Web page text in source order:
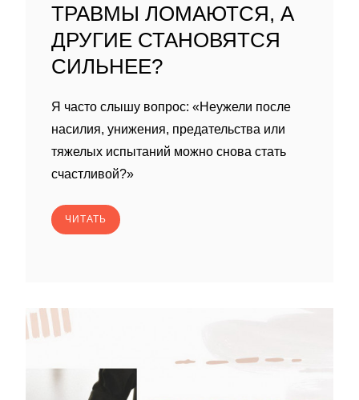
ТРАВМЫ ЛОМАЮТСЯ, А
ДРУГИЕ СТАНОВЯТСЯ
СИЛЬНЕЕ?
Я часто слышу вопрос: «Неужели после
насилия, унижения, предательства или
тяжелых испытаний можно снова стать
счастливой?»
ЧИТАТЬ